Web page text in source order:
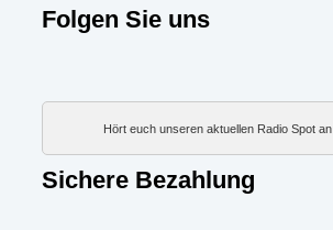
Folgen Sie uns
Hört euch unseren aktuellen Radio Spot an
Sichere Bezahlung